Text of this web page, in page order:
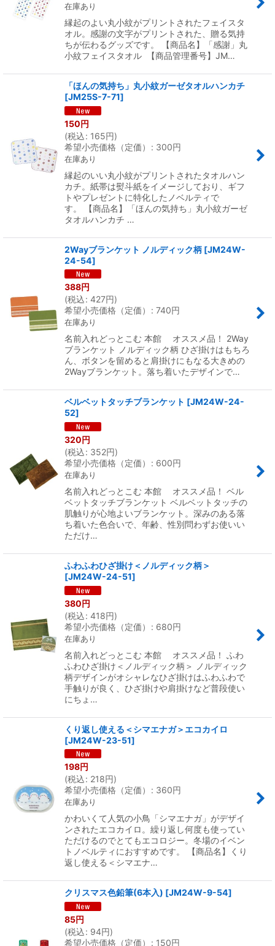
在庫あり
縁起のよい丸小紋がプリントされたフェイスタ
オル。感謝の文字がプリントされた、贈る気持
ちが伝わるグッズです。 【商品名】「感謝」丸
小紋フェイスタオル 【商品管理番号】JM…
「ほんの気持ち」丸小紋ガーゼタオルハンカチ
[JM25S-7-71]
150円
(税込: 165円)
希望小売価格（定価）
: 300円
在庫あり
縁起のいい丸小紋がプリントされたタオルハン
カチ。紙帯は熨斗紙をイメージしており、ギフ
トやプレゼントに特化したノベルティで
す。 【商品名】「ほんの気持ち」丸小紋ガーゼ
タオルハンカチ …
2Wayブランケット ノルディック柄 [JM24W-
24-54]
388円
(税込: 427円)
希望小売価格（定価）
: 740円
在庫あり
名前入れどっとこむ 本館 オススメ品！ 2Way
ブランケット ノルディック柄 ひざ掛けはもちろ
ん、ボタンを留めると肩掛けにもなる大きめの
2Wayブランケット。落ち着いたデザインで…
ベルベットタッチブランケット [JM24W-24-
52]
320円
(税込: 352円)
希望小売価格（定価）
: 600円
在庫あり
名前入れどっとこむ 本館 オススメ品！ ベル
ベットタッチブランケット ベルベットタッチの
肌触りが心地よいブランケット。深みのある落
ち着いた色合いで、年齢、性別問わずお使いい
ただけ…
ふわふわひざ掛け＜ノルディック柄＞
[JM24W-24-51]
380円
(税込: 418円)
希望小売価格（定価）
: 680円
在庫あり
名前入れどっとこむ 本館 オススメ品！ ふわ
ふわひざ掛け＜ノルディック柄＞ ノルディック
柄デザインがオシャレなひざ掛けはふわふわで
手触りが良く、ひざ掛けや肩掛けなど普段使い
にちょ…
くり返し使える＜シマエナガ＞エコカイロ
[JM24W-23-51]
198円
(税込: 218円)
希望小売価格（定価）
: 360円
在庫あり
かわいくて人気の小鳥「シマエナガ」がデザイ
ンされたエコカイロ。繰り返し何度も使ってい
ただけるのでとてもエコロジー。冬場のイベン
トノベルティにおすすめです。 【商品名】くり
返し使える＜シマエナ…
クリスマス色鉛筆(6本入) [JM24W-9-54]
85円
(税込: 94円)
希望小売価格（定価）
: 150円